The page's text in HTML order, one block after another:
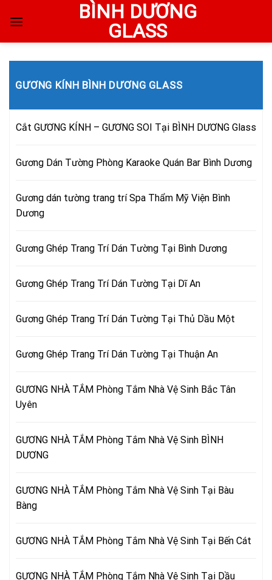
BÌNH DƯƠNG
GLASS
GƯƠNG KÍNH BÌNH DƯƠNG GLASS
Cắt GƯƠNG KÍNH – GƯƠNG SOI Tại BÌNH DƯƠNG Glass
Gương Dán Tường Phòng Karaoke Quán Bar Bình Dương
Gương dán tường trang trí Spa Thẩm Mỹ Viện Bình
Dương
Gương Ghép Trang Trí Dán Tường Tại Bình Dương
Gương Ghép Trang Trí Dán Tường Tại Dĩ An
Gương Ghép Trang Trí Dán Tường Tại Thủ Dầu Một
Gương Ghép Trang Trí Dán Tường Tại Thuận An
GƯƠNG NHÀ TẮM Phòng Tắm Nhà Vệ Sinh Bắc Tân
Uyên
GƯƠNG NHÀ TẮM Phòng Tắm Nhà Vệ Sinh BÌNH
DƯƠNG
GƯƠNG NHÀ TẮM Phòng Tắm Nhà Vệ Sinh Tại Bàu
Bàng
GƯƠNG NHÀ TẮM Phòng Tắm Nhà Vệ Sinh Tại Bến Cát
GƯƠNG NHÀ TẮM Phòng Tắm Nhà Vệ Sinh Tại Dầu